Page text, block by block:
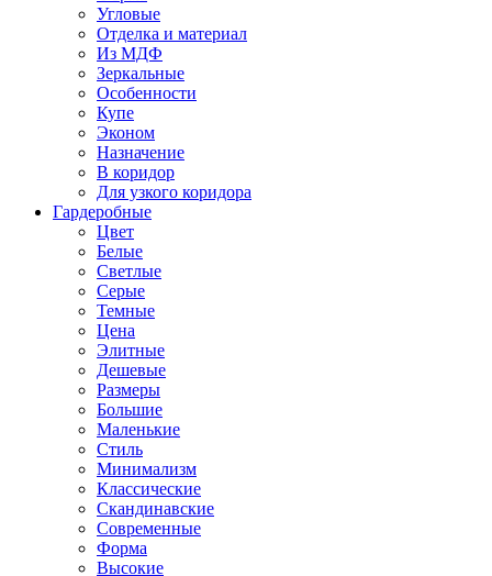
Угловые
Отделка и материал
Из МДФ
Зеркальные
Особенности
Купе
Эконом
Назначение
В коридор
Для узкого коридора
Гардеробные
Цвет
Белые
Светлые
Серые
Темные
Цена
Элитные
Дешевые
Размеры
Большие
Маленькие
Стиль
Минимализм
Классические
Скандинавские
Современные
Форма
Высокие